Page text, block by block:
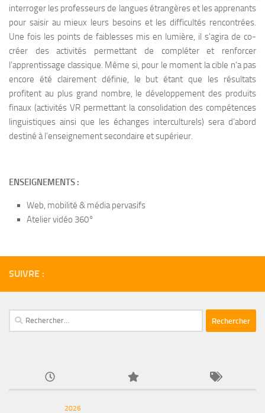
interroger les professeurs de langues étrangères et les apprenants
pour saisir au mieux leurs besoins et les difficultés rencontrées.
Une fois les points de faiblesses mis en lumière, il s’agira de co-
créer des activités permettant de compléter et renforcer
l’apprentissage classique. Même si, pour le moment la cible n’a pas
encore été clairement définie, le but étant que les résultats
profitent au plus grand nombre, le développement des produits
finaux (activités VR permettant la consolidation des compétences
linguistiques ainsi que les échanges interculturels) sera d’abord
destiné à l’enseignement secondaire et supérieur.
ENSEIGNEMENTS :
Web, mobilité & média pervasifs
Atelier vidéo 360°
SUIVRE :
Rechercher :
2026